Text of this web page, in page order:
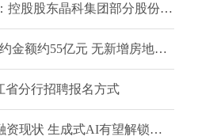
晶科科技(601778.SH)：控股股东晶科集团部分股份质押
世茂股份前8月销售签约金额约55亿元 无新增房地产储备项目
省分行招聘报名方式
生成式AI行业市场投融资现状 生成式AI有望解锁万亿级赛道